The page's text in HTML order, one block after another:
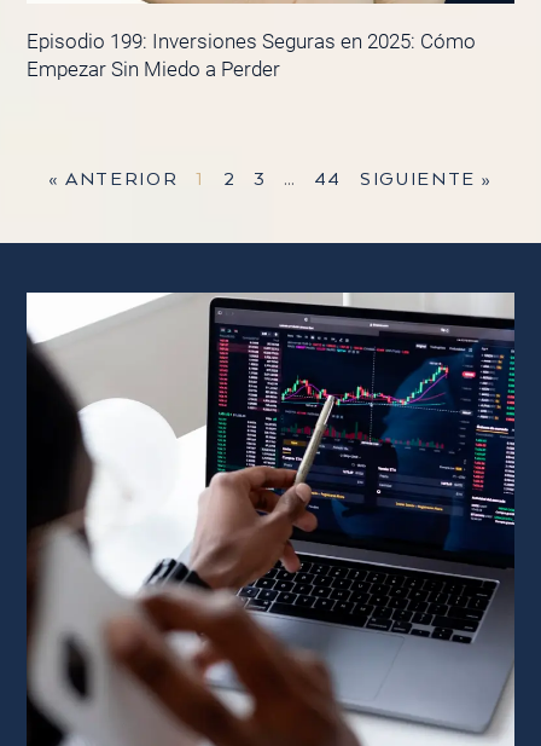
Episodio 199: Inversiones Seguras en 2025: Cómo
Empezar Sin Miedo a Perder
« ANTERIOR 1 2 3 … 44 SIGUIENTE »